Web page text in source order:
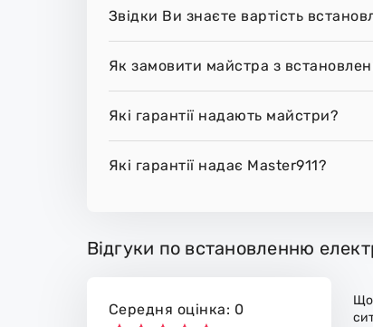
Звідки Ви знаєте вартість
Як замовити майстра з
Які гарантії надають майстри?
Які гарантії надає Master911?
Відгуки по встановленню
Середня оцінка: 0